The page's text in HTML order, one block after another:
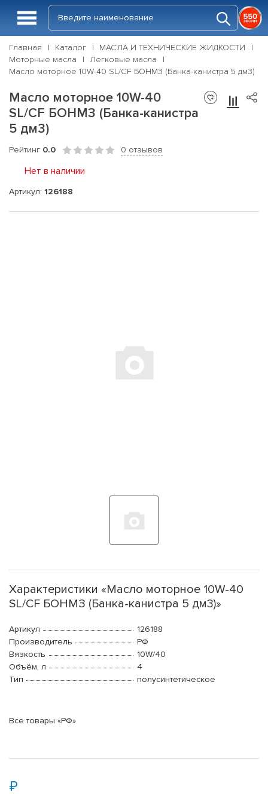
Главная Каталог
МАСЛА И ТЕХНИЧЕСКИЕ ЖИДКОСТИ
Моторные масла
Легковые масла
Масло моторное 10W-40 SL/CF БОНМЗ (Банка-канистра 5 дм3)
Масло моторное 10W-40
SL/CF БОНМЗ (Банка-канистра
5 дм3)
Рейтинг 0.0 0 отзывов
Нет в наличии
Артикул: 126188
Характеристики «Масло моторное 10W-40
SL/CF БОНМЗ (Банка-канистра 5 дм3)»
Артикул
126188
Производитель
РФ
Вязкость
10W/40
Объём, л
4
Тип
полусинтетическое
Все товары «РФ»